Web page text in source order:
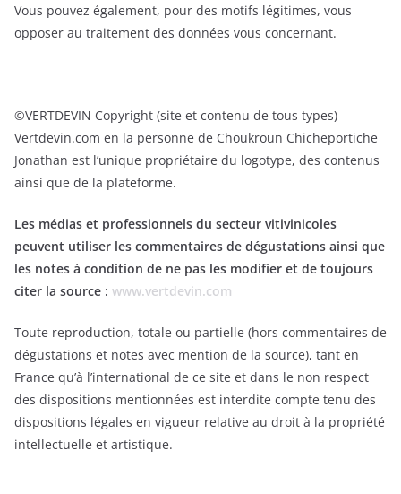
Vous pouvez également, pour des motifs légitimes, vous
opposer au traitement des données vous concernant.
©VERTDEVIN Copyright (site et contenu de tous types)
Vertdevin.com en la personne de Choukroun Chicheportiche
Jonathan est l’unique propriétaire du logotype, des contenus
ainsi que de la plateforme.
Les médias et professionnels du secteur vitivinicoles
peuvent utiliser les commentaires de dégustations ainsi que
les notes à condition de ne pas les modifier et de toujours
citer la source : www.vertdevin.com
Toute reproduction, totale ou partielle (hors commentaires de
dégustations et notes avec mention de la source), tant en
France qu’à l’international de ce site et dans le non respect
des dispositions mentionnées est interdite compte tenu des
dispositions légales en vigueur relative au droit à la propriété
intellectuelle et artistique.